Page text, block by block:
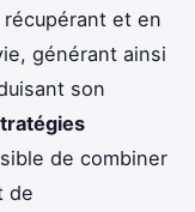
et en
générant ainsi
son
de combiner
de